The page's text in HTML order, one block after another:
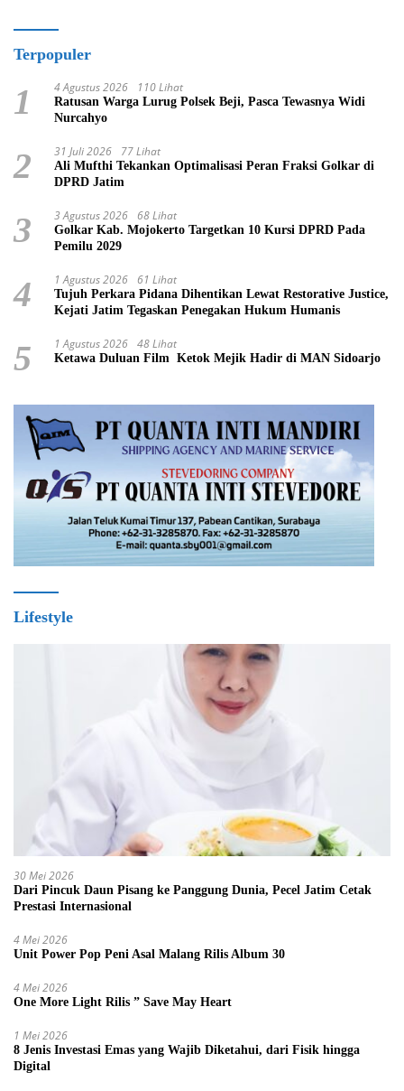
Terpopuler
1 4 Agustus 2026 110 Lihat
Ratusan Warga Lurug Polsek Beji, Pasca Tewasnya Widi
Nurcahyo
2 31 Juli 2026 77 Lihat
Ali Mufthi Tekankan Optimalisasi Peran Fraksi Golkar di
DPRD Jatim
3 3 Agustus 2026 68 Lihat
Golkar Kab. Mojokerto Targetkan 10 Kursi DPRD Pada
Pemilu 2029
4 1 Agustus 2026 61 Lihat
Tujuh Perkara Pidana Dihentikan Lewat Restorative Justice,
Kejati Jatim Tegaskan Penegakan Hukum Humanis
5 1 Agustus 2026 48 Lihat
Ketawa Duluan Film Ketok Mejik Hadir di MAN Sidoarjo
Lifestyle
30 Mei 2026
Dari Pincuk Daun Pisang ke Panggung Dunia, Pecel Jatim Cetak
Prestasi Internasional
4 Mei 2026
Unit Power Pop Peni Asal Malang Rilis Album 30
4 Mei 2026
One More Light Rilis ” Save May Heart
1 Mei 2026
8 Jenis Investasi Emas yang Wajib Diketahui, dari Fisik hingga
Digital